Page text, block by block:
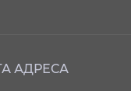
АДРЕСА